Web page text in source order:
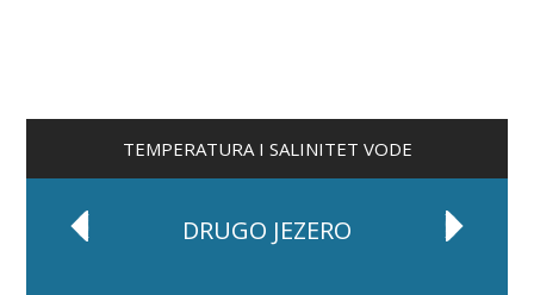
TEMPERATURA I SALINITET VODE
DRUGO JEZERO